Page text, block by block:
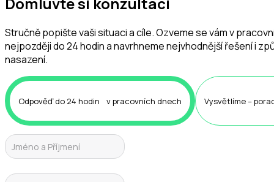
Stručně popište vaši situaci a cíle. Ozveme se vám v
nejpozději do 24 hodin a navrhneme nejvhodnější řešení i
nasazení.
Odpověď do 24 hodin v pracovních dnech Vysvětlíme –